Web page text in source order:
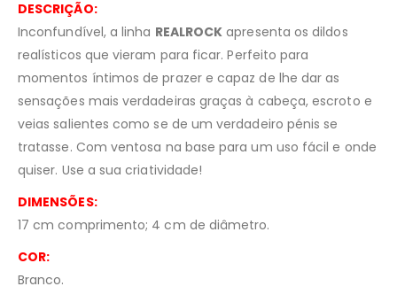
DESCRIÇÃO:
Inconfundível, a linha REALROCK apresenta os dildos
realísticos que vieram para ficar. Perfeito para
momentos íntimos de prazer e capaz de lhe dar as
sensações mais verdadeiras graças à cabeça, escroto e
veias salientes como se de um verdadeiro pénis se
tratasse. Com ventosa na base para um uso fácil e onde
quiser. Use a sua criatividade!
DIMENSÕES:
17 cm comprimento; 4 cm de diâmetro.
COR:
Branco.